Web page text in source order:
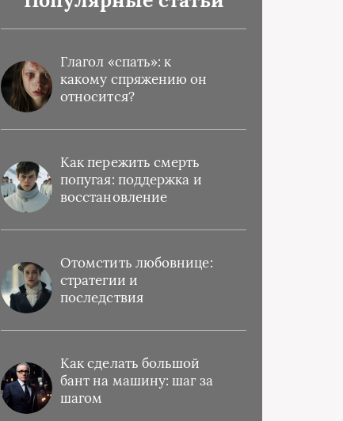
Глагол «спать»: к
какому спряжению он
относится?
Как пережить смерть
попугая: поддержка и
восстановление
Отомстить любовнице:
стратегии и
последствия
Как сделать большой
бант на машину: шаг за
шагом